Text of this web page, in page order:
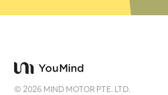
©2026 MIND MOTOR PTE. LTD.